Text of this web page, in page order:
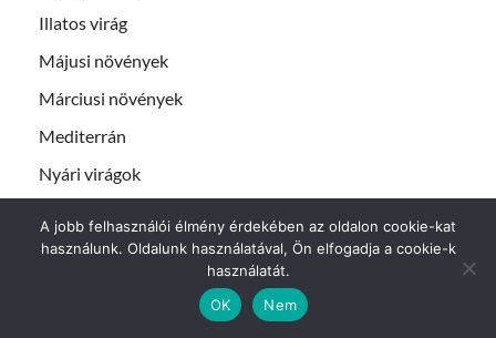
Illatos virág
Májusi növények
Márciusi növények
Mediterrán
Nyári virágok
Őszi virágok
Szárazságtűrő növények
A jobb felhasználói élmény érdekében az oldalon cookie-kat
használunk. Oldalunk használatával, Ön elfogadja a cookie-k
használatát.
OK
Nem